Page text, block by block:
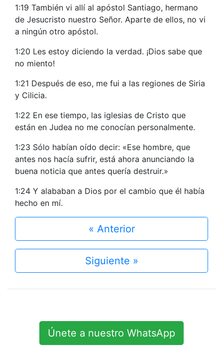
1:19 También vi allí al apóstol Santiago, hermano
de Jesucristo nuestro Señor. Aparte de ellos, no vi
a ningún otro apóstol.
1:20 Les estoy diciendo la verdad. ¡Dios sabe que
no miento!
1:21 Después de eso, me fui a las regiones de Siria
y Cilicia.
1:22 En ese tiempo, las iglesias de Cristo que
están en Judea no me conocían personalmente.
1:23 Sólo habían oído decir: «Ese hombre, que
antes nos hacía sufrir, está ahora anunciando la
buena noticia que antes quería destruir.»
1:24 Y alababan a Dios por el cambio que él había
hecho en mí.
« Anterior
Siguiente »
Únete a nuestro WhatsApp